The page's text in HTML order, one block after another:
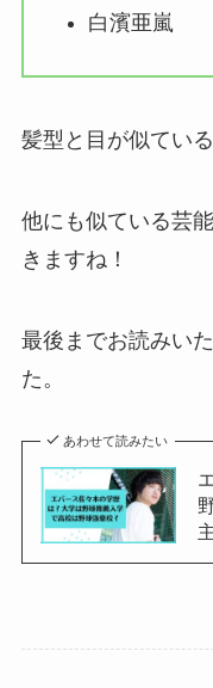
白濱亜嵐
髪型と目が似てい
他にも似ている芸
きますね！
最後までお読みい
た。
あわせて読みたい